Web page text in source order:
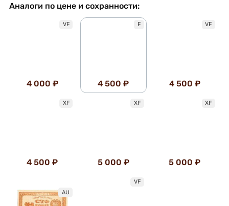
Аналоги по цене и сохранности:
VF
4 000 ₽
F
4 500 ₽
VF
4 500 ₽
XF
4 500 ₽
XF
5 000 ₽
XF
5 000 ₽
AU
VF